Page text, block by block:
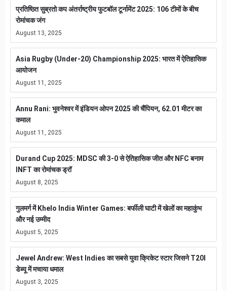
प्रतिष्ठित सुब्रतो कप अंतर्राष्ट्रीय फुटबॉल टूर्नामेंट 2025: 106 टीमों के बीच
रोमांचक जंग
August 13, 2025
Asia Rugby (Under-20) Championship 2025: भारत में ऐतिहासिक
आयोजन
August 11, 2025
Annu Rani: भुवनेश्वर में इंडियन ओपन 2025 की चैंपियन, 62.01 मीटर का
कमाल
August 11, 2025
Durand Cup 2025: MDSC की 3-0 से ऐतिहासिक जीत और NFC बनाम
INFT का रोमांचक ड्रॉ
August 8, 2025
गुलमर्ग में Khelo India Winter Games: बर्फीली घाटी में खेलों का महाकुंभ
और नई उम्मीद
August 5, 2025
Jewel Andrew: West Indies का सबसे युवा क्रिकेट स्टार जिसने T20I
डेब्यू में मचाया धमाल
August 3, 2025